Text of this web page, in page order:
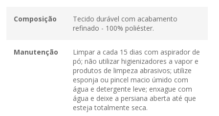
Composição
Tecido durável com acabamento
refinado - 100% poliéster.
Manutenção
Limpar a cada 15 dias com aspirador de
pó; não utilizar higienizadores a vapor e
produtos de limpeza abrasivos; utilize
esponja ou pincel macio úmido com
água e detergente leve; enxague com
água e deixe a persiana aberta até que
esteja totalmente seca.